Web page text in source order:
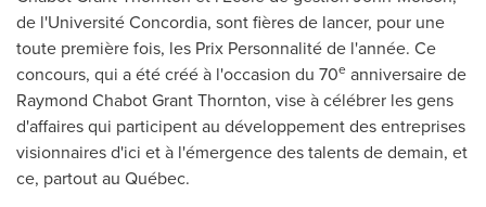
de l'Université Concordia, sont fières de lancer, pour une
toute première fois, les Prix Personnalité de l'année. Ce
concours, qui a été créé à l'occasion du 70e anniversaire de
Raymond Chabot Grant Thornton, vise à célébrer les gens
d'affaires qui participent au développement des entreprises
visionnaires d'ici et à l'émergence des talents de demain, et
ce, partout au Québec.